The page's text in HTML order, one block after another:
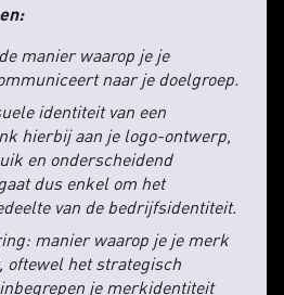
manier waarop je je
naar je doelgroep.
identiteit van een
hierbij aan je logo-ontwerp,
en onderscheidend
dus enkel om het
van de bedrijfsidentiteit.
manier waarop je je merk
oftewel het strategisch
je merkidentiteit